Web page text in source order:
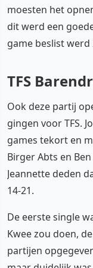
moesten het
dit werd een
game beslist werd
TFS
Ook deze partij
gingen voor TFS.
games tekort en
Birger Abts en
Jeannette deden
14-21.
De eerste single
Kwee zou doen,
partijen